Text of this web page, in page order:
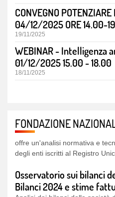
CONVEGNO
04/12/2025 ORE 14.00-
19/11/2025
WEBINAR - Intelligenza
01/12/2025 15.00 - 18.00
18/11/2025
FONDAZIONE
Il bilancio degli enti del
degli enti del Terzo settore,
degli enti iscritti al Registro
Osservatorio sui bilanci
Bilanci 2024 e stime
Analisi dei bilanci delle società